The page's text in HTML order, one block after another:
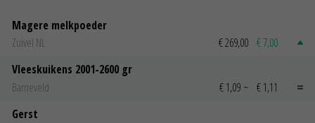
Magere melkpoeder
Zuivel NL
€ 269,00 € 7,00
Vleeskuikens 2001-2600 gr
Barneveld
€ 1,09 ~ € 1,11
Gerst